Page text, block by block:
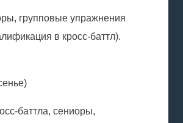
групповые упражнения
в кросс-баттл).
баттла, сениоры,